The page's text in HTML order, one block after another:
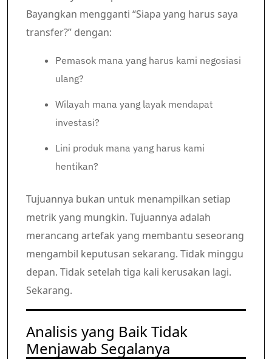
Bayangkan mengganti “Siapa yang harus saya
transfer?” dengan:
Pemasok mana yang harus kami negosiasi
ulang?
Wilayah mana yang layak mendapat
investasi?
Lini produk mana yang harus kami
hentikan?
Tujuannya bukan untuk menampilkan setiap
metrik yang mungkin. Tujuannya adalah
merancang artefak yang membantu seseorang
mengambil keputusan sekarang. Tidak minggu
depan. Tidak setelah tiga kali kerusakan lagi.
Sekarang.
Analisis yang Baik Tidak
Menjawab Segalanya